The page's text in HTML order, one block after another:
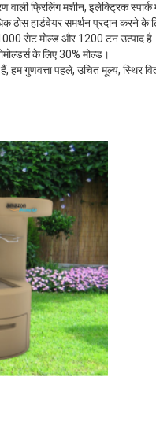
फ्रिलिंग मशीन, इलेक्ट्रिक स्पार्क
ठोस हार्डवेयर समर्थन प्रदान करने के
सेट मोल्ड और 1200 टन उत्पाद
के लिए 30% मोल्ड।
गुणवत्ता पहले, उचित मूल्य, स्थिर